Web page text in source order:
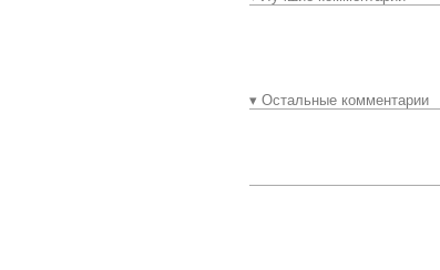
▾ Остальные комментарии